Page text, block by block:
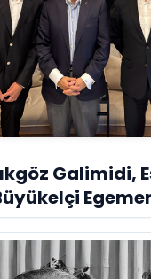
Galimidi,